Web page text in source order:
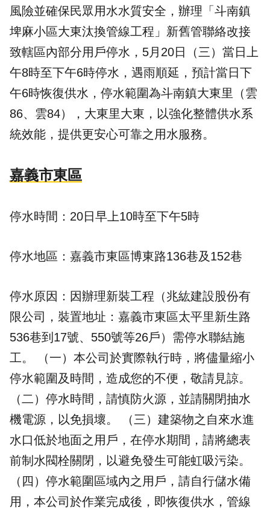
風險並確保民眾用水水質安全，辦理「斗南鎮
埤麻小區大東汰換管線工程」新舊管聯絡改接
致轄區內部分用戶停水，5月20日（三）當日上
午8時至下午6時停水，遇雨順延，預計當日下
午6時恢復供水，停水範圍為斗南鎮大東里（雲
86、雲84），大東里大東，以強化整體供水系
統效能，提供更安心可靠之用水服務。
嘉義市東區
停水時間：20日早上10時至下午5時
停水地區：嘉義市東區博東路136巷及152巷
停水原因：因辦理新裝工程（兆紘建設股份有
限公司，裝置地址：嘉義市東區太平里新生路
536巷到17號、550號等26戶）需停水聯結施
工。 （一）本公司於實際執行時，將儘量縮小
停水範圍及時間，造成您的不便，敬請見諒。
（二）停水時間，請慎防火源，並請關閉抽水
機電源，以免損壞。 （三）建築物之自來水進
水口低於地面之用戶，在停水期間，請將總表
前制水閥栓關閉，以避免發生可能虹吸污染。
（四）停水範圍區域內之用戶，請自行儲水備
用，本公司於作業完成後，即恢復供水，管線